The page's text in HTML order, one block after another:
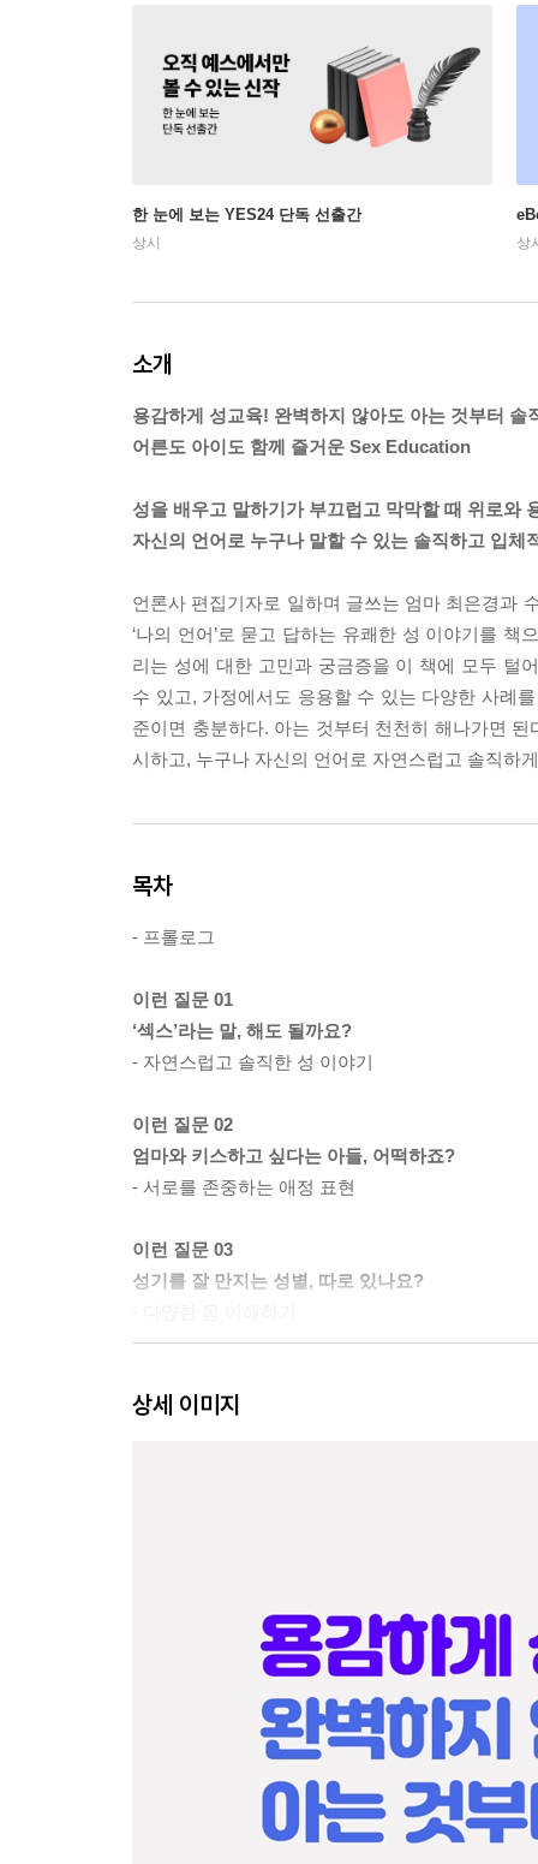
한 눈에 보는 YES24 단독 선출간
상시 상
소개
용감하게 성교육! 완벽하지 않아도 아는 것부터 솔
어른도 아이도 함께 즐거운 Sex Education
성을 배우고 말하기가 부끄럽고 막막할 때 위로와
자신의 언어로 누구나 말할 수 있는 솔직하고 입체
언론사 편집기자로 일하며 글쓰는 엄마 최은경과
‘나의 언어’로 묻고 답하는 유쾌한 성 이야기를
리는 성에 대한 고민과 궁금증을 이 책에 모두 털
수 있고, 가정에서도 응용할 수 있는 다양한 사례
준이면 충분하다. 아는 것부터 천천히 해나가면
시하고, 누구나 자신의 언어로 자연스럽고 솔직하
목차
- 프롤로그
이런 질문 01
‘섹스’라는 말, 해도 될까요?
- 자연스럽고 솔직한 성 이야기
이런 질문 02
엄마와 키스하고 싶다는 아들, 어떡하죠?
- 서로를 존중하는 애정 표현
이런 질문 03
성기를 잘 만지는 성별, 따로 있나요?
“노브라도 괜찮다”고 해도 될까요?
19금 동영상, 막을 수 있나요?
외모 고민하는 아이, 예쁘다고만 해도 될까요?
- 아이들이 화장하는 진짜 이유
상세 이미지